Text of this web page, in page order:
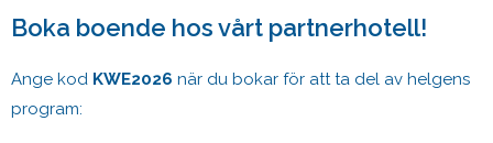
Boka boende hos vårt partnerhotell!
Ange kod KWE2026 när du bokar för att ta del av helgens
program: